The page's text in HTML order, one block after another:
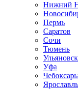
Нижний
Пермь
Саратов
Сочи
Тюмень
Ульяновск
Уфа
Ярославль